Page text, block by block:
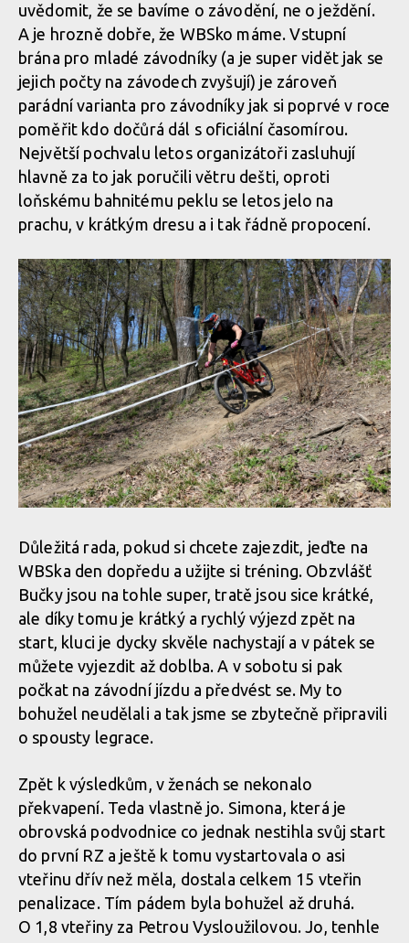
uvědomit, že se bavíme o závodění, ne o ježdění.
A je hrozně dobře, že WBSko máme. Vstupní
brána pro mladé závodníky (a je super vidět jak se
jejich počty na závodech zvyšují) je zároveň
parádní varianta pro závodníky jak si poprvé v roce
poměřit kdo dočůrá dál s oficiální časomírou.
Největší pochvalu letos organizátoři zasluhují
hlavně za to jak poručili větru dešti, oproti
loňskému bahnitému peklu se letos jelo na
prachu, v krátkým dresu a i tak řádně propocení.
Důležitá rada, pokud si chcete zajezdit, jeďte na
WBSka den dopředu a užijte si tréning. Obzvlášť
Bučky jsou na tohle super, tratě jsou sice krátké,
ale díky tomu je krátký a rychlý výjezd zpět na
start, kluci je dycky skvěle nachystají a v pátek se
můžete vyjezdit až doblba. A v sobotu si pak
počkat na závodní jízdu a předvést se. My to
bohužel neudělali a tak jsme se zbytečně připravili
o spousty legrace.
Zpět k výsledkům, v ženách se nekonalo
překvapení. Teda vlastně jo. Simona, která je
obrovská podvodnice co jednak nestihla svůj start
do první RZ a ještě k tomu vystartovala o asi
vteřinu dřív než měla, dostala celkem 15 vteřin
penalizace. Tím pádem byla bohužel až druhá.
O 1,8 vteřiny za Petrou Vysloužilovou. Jo, tenhle